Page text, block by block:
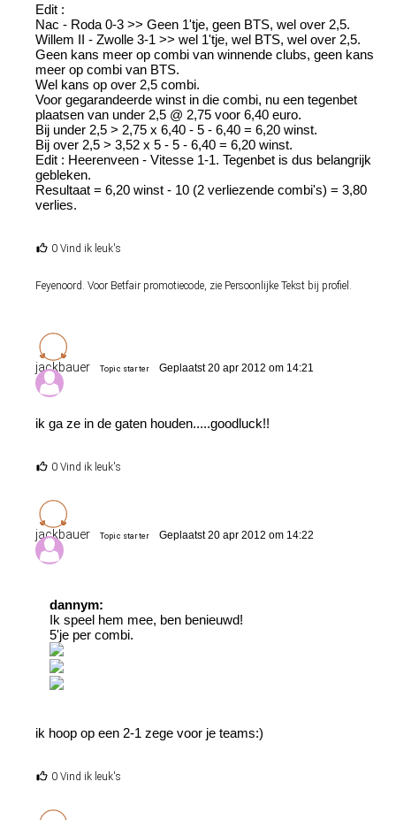
Edit :
Nac - Roda 0-3 >> Geen 1'tje, geen BTS, wel over 2,5.
Willem II - Zwolle 3-1 >> wel 1'tje, wel BTS, wel over 2,5.
Geen kans meer op combi van winnende clubs, geen kans
meer op combi van BTS.
Wel kans op over 2,5 combi.
Voor gegarandeerde winst in die combi, nu een tegenbet
plaatsen van under 2,5 @ 2,75 voor 6,40 euro.
Bij under 2,5 > 2,75 x 6,40 - 5 - 6,40 = 6,20 winst.
Bij over 2,5 > 3,52 x 5 - 5 - 6,40 = 6,20 winst.
Edit : Heerenveen - Vitesse 1-1. Tegenbet is dus belangrijk
gebleken.
Resultaat = 6,20 winst - 10 (2 verliezende combi's) = 3,80
verlies.
0 Vind ik leuk's
Feyenoord. Voor Betfair promotiecode, zie Persoonlijke Tekst bij profiel.
jackbauer Topic starter Geplaatst 20 apr 2012 om 14:21
ik ga ze in de gaten houden.....goodluck!!
0 Vind ik leuk's
jackbauer Topic starter Geplaatst 20 apr 2012 om 14:22
dannym:
Ik speel hem mee, ben benieuwd!
5'je per combi.
ik hoop op een 2-1 zege voor je teams:)
0 Vind ik leuk's